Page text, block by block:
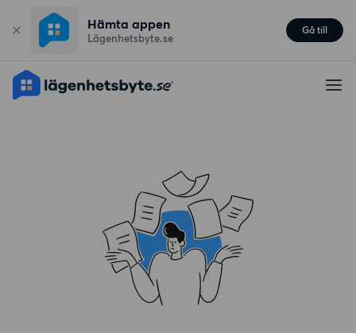
Hämta appen
Lägenhetsbyte.se
Gå till